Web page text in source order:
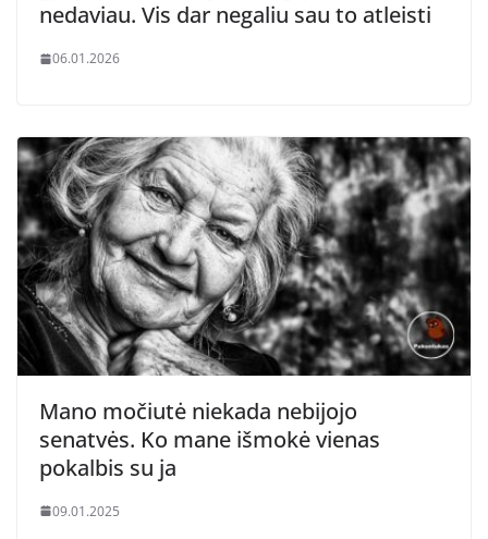
nedaviau. Vis dar negaliu sau to atleisti
06.01.2026
Mano močiutė niekada nebijojo
senatvės. Ko mane išmokė vienas
pokalbis su ja
09.01.2025